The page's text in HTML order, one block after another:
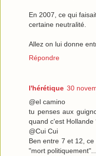
En 2007, ce qui
certaine neutralité.
Allez on lui donne
Répondre
l'hérétique 30
@el camino
tu penses aux
quand c'est Hollande
@Cui Cui
Ben entre 7 et 12,
"mort politiquement"...